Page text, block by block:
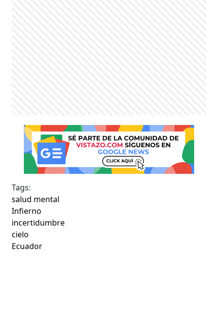
Tags:
salud mental
Infierno
incertidumbre
cielo
Ecuador